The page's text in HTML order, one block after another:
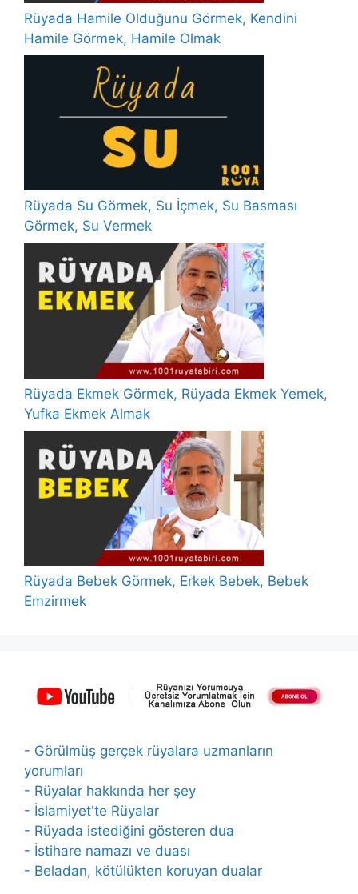
Rüyada Hamile Olduğunu Görmek, Kendini
Hamile Görmek, Hamile Olmak
Rüyada Su Görmek, Su İçmek, Su Basması
Görmek, Su Vermek
Rüyada Ekmek Görmek, Rüyada Ekmek Yemek,
Yufka Ekmek Almak
Rüyada Bebek Görmek, Erkek Bebek, Bebek
Emzirmek
- Görülmüş gerçek rüyalara uzmanların
yorumları
- Rüyalar hakkında her şey
- İslamiyet'te Rüyalar
- Rüyada istediğini gösteren dua
- İstihare namazı ve duası
- Beladan, kötülükten koruyan dualar